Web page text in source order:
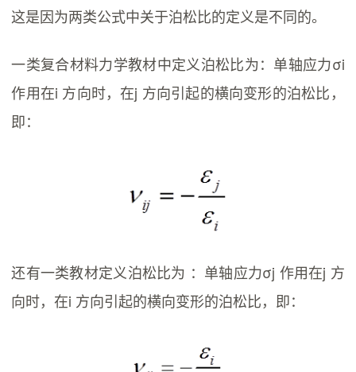
这是因为两类公式中关于泊松比的定义是不同的。
一类复合材料力学教材中定义泊松比为：单轴应力σi
作用在i 方向时，在j 方向引起的横向变形的泊松比，
即：
还有一类教材定义泊松比为 ：单轴应力σj 作用在j 方
向时，在i 方向引起的横向变形的泊松比，即：